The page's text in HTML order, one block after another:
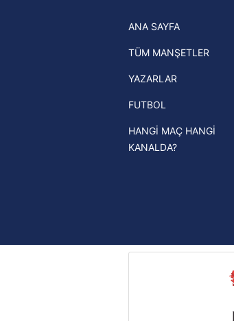
6698 sayılı
mevzuata
haberleri
Trendyol Süper Lig
Ziraat Türkiye
UEFA Şampiyonlar
UEFA Avrupa Ligi
UEFA Konferans
ANA SAYFA
TÜM MANŞETLER
YAZARLAR
FUTBOL
HANGİ MAÇ HANGİ
KANALDA?